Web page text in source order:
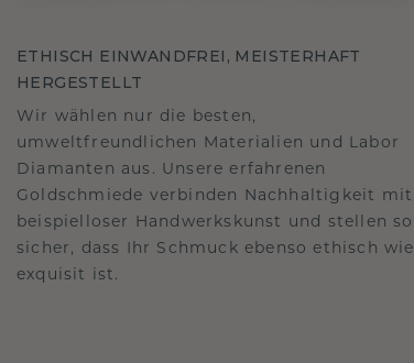
ETHISCH EINWANDFREI, MEISTERHAFT
HERGESTELLT
Wir wählen nur die besten,
umweltfreundlichen Materialien und Labor
Diamanten aus. Unsere erfahrenen
Goldschmiede verbinden Nachhaltigkeit mit
beispielloser Handwerkskunst und stellen so
sicher, dass Ihr Schmuck ebenso ethisch wie
exquisit ist.